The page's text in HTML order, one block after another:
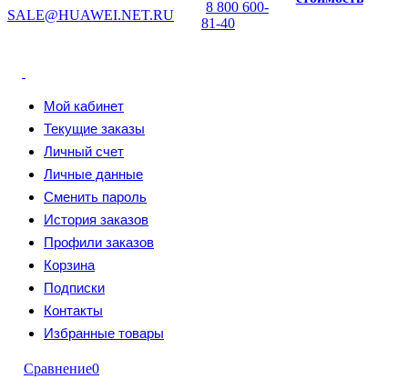
SALE@HUAWEI.NET.RU
8 800 600-
81-40
Мой кабинет
Текущие заказы
Личный счет
Личные данные
Сменить пароль
История заказов
Профили заказов
Корзина
Подписки
Контакты
Избранные товары
Сравнение0